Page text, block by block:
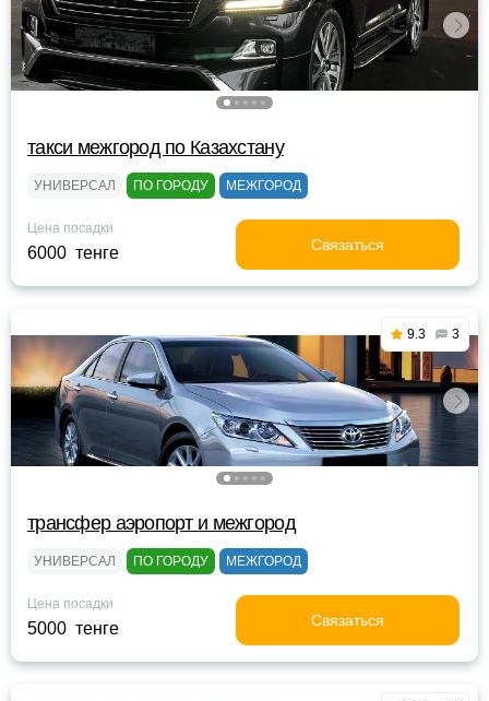
такси межгород по Казахстану
УНИВЕРСАЛ ПО ГОРОДУ МЕЖГОРОД
Цена посадки
6000 тенге Связаться
9.3 3
трансфер аэропорт и межгород
УНИВЕРСАЛ ПО ГОРОДУ МЕЖГОРОД
Цена посадки
5000 тенге Связаться